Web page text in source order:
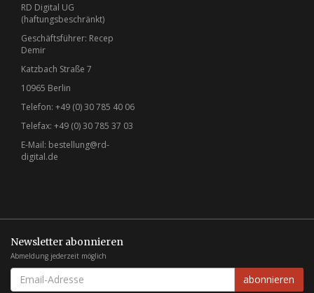
RD Digital UG
(haftungsbeschränkt)
Geschäftsführer: Recep
Demir
Katzbach Straße 7
10965 Berlin
Telefon: +49 (0) 30 785 40 06
Telefax: +49 (0) 30 785 37 03
E-Mail: bestellung@rd-
digital.de
Newsletter abonnieren
Abmeldung jederzeit möglich
EMAIL-
ADRESSE
abonnieren